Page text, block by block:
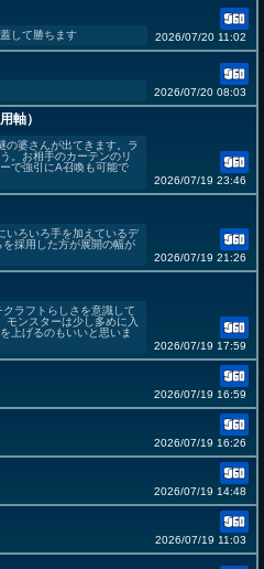
して勝ちます 2026/07/20 11:02
2026/07/20 08:03
軸）
の婆さんが出てきます。ラ
。お相手のカーテンのリ
で強引にA召喚も可能で
2026/07/19 23:46
いろいろ手を加えているデ
採用した方が展開の幅が
2026/07/19 21:26
ラフトらしさを意識して
モンスターは少し多めに入
上げるのもいいと思いま
2026/07/19 17:59
2026/07/19 16:59
2026/07/19 16:26
2026/07/19 14:48
2026/07/19 11:03